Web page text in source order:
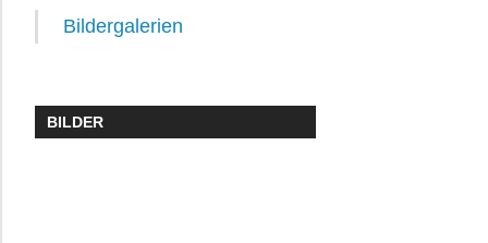
Bildergalerien
BILDER